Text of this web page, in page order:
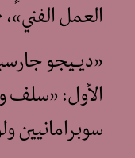
العمل الفني»، ٢٠٢٠
«ديـيجو
الأول: «سلف
سوبرامانيين